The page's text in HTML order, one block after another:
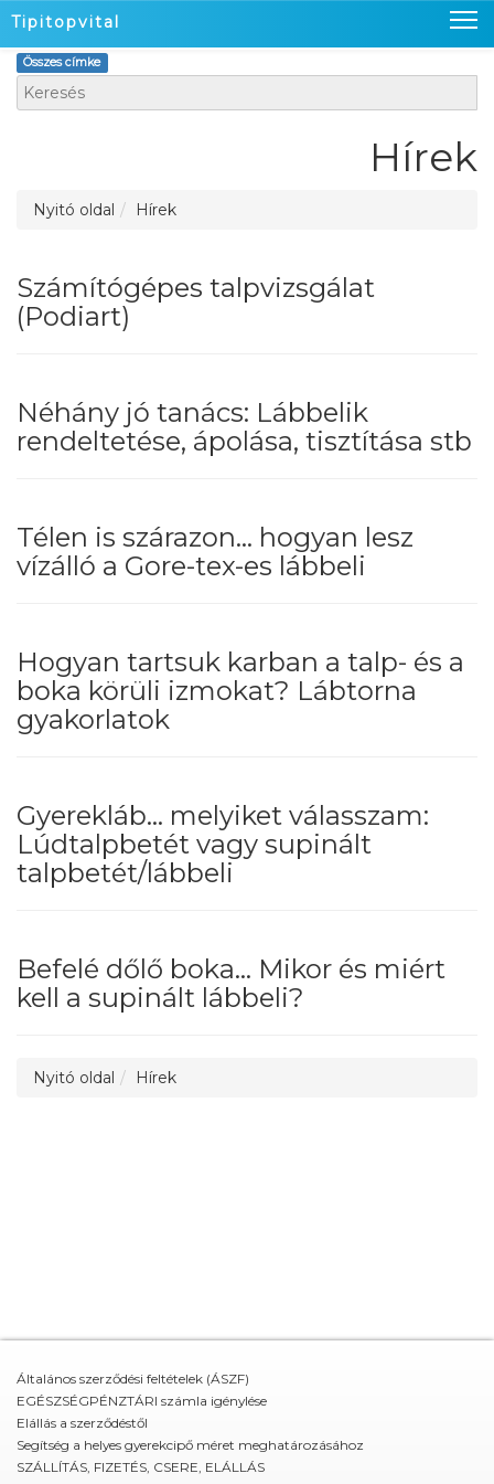
Tipitopvital
Nyitó oldal
Hírek
Kosaram
Összes címke
Hírek
Nyitó oldal Hírek
Számítógépes talpvizsgálat
(Podiart)
Néhány jó tanács: Lábbelik
rendeltetése, ápolása, tisztítása stb
Télen is szárazon... hogyan lesz
vízálló a Gore-tex-es lábbeli
Hogyan tartsuk karban a talp- és a
boka körüli izmokat? Lábtorna
gyakorlatok
Gyerekláb... melyiket válasszam:
Lúdtalpbetét vagy supinált
talpbetét/lábbeli
Befelé dőlő boka... Mikor és miért
kell a supinált lábbeli?
Nyitó oldal Hírek
Általános szerződési feltételek (ÁSZF)
EGÉSZSÉGPÉNZTÁRI számla igénylése
Elállás a szerződéstől
Segítség a helyes gyerekcipő méret meghatározásához
SZÁLLÍTÁS, FIZETÉS, CSERE, ELÁLLÁS